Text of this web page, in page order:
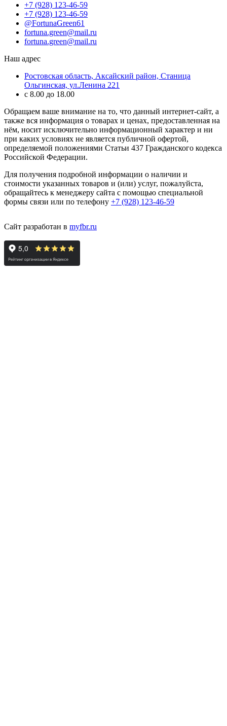
+7 (928) 123-46-59
+7 (928) 123-46-59
@FortunaGreen61
fortuna.green@mail.ru
fortuna.green@mail.ru
Наш адрес
Ростовская область, Аксайский район, Станица
Ольгинская, ул.Ленина 221
с 8.00 до 18.00
Обращаем ваше внимание на то, что данный интернет-сайт, а
также вся информация о товарах и ценах, предоставленная на
нём, носит исключительно информационный характер и ни
при каких условиях не является публичной офертой,
определяемой положениями Статьи 437 Гражданского кодекса
Российской Федерации.
Для получения подробной информации о наличии и
стоимости указанных товаров и (или) услуг, пожалуйста,
обращайтесь к менеджеру сайта с помощью специальной
формы связи или по телефону +7 (928) 123-46-59
Сайт разработан в myfbr.ru